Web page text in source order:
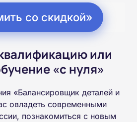
со скидкой»
или
«с нуля»
«Балансировщик деталей и
овладеть современными
познакомиться с новым